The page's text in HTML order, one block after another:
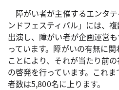
障がい者が主催するエンタ
ンドフェスティバル」には、
出演し、障がい者が企画運営
っています。障がいの有無に
ことにより、それが当たり前
の啓発を行っています。これ
者数は5,800名に上ります。